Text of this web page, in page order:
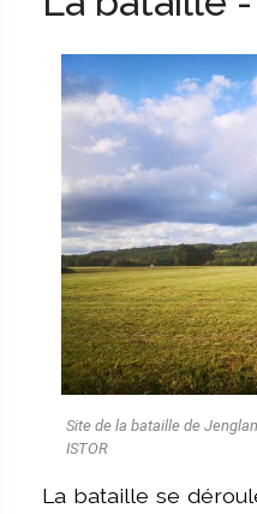
Image
Site de la bataille de
ISTOR
La bataille se